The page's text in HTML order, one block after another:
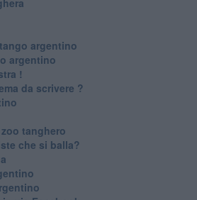
argentino
argentino
!
da scrivere ?
tanghero
che si balla?